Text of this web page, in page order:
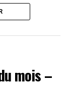
mois –